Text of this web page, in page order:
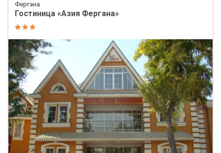
Фергана
Гостиница «Азия Фергана»